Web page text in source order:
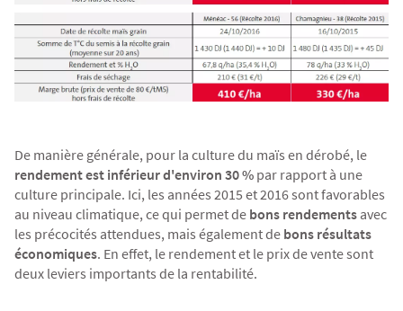
De manière générale, pour la culture du maïs en dérobé, le
rendement est inférieur d'environ 30 % par rapport à une
culture principale. Ici, les années 2015 et 2016 sont favorables
au niveau climatique, ce qui permet de bons rendements avec
les précocités attendues, mais également de bons résultats
économiques. En effet, le rendement et le prix de vente sont
deux leviers importants de la rentabilité.